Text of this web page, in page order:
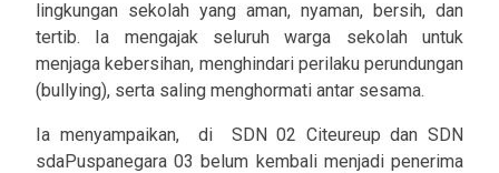
lingkungan sekolah yang aman, nyaman, bersih, dan
tertib. Ia mengajak seluruh warga sekolah untuk
menjaga kebersihan, menghindari perilaku perundungan
(bullying), serta saling menghormati antar sesama.
Ia menyampaikan, di SDN 02 Citeureup dan SDN
sdaPuspanegara 03 belum kembali menjadi penerima